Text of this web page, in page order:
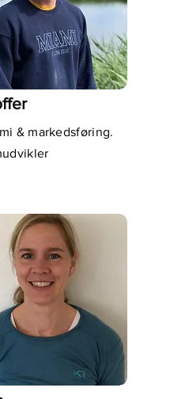
& markedsføring.